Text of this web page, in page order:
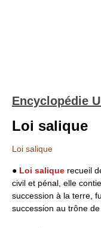
Encyclopédie
Loi salique
Loi salique
● Loi salique recueil
civil et pénal, elle
succession à la terre,
succession au trône